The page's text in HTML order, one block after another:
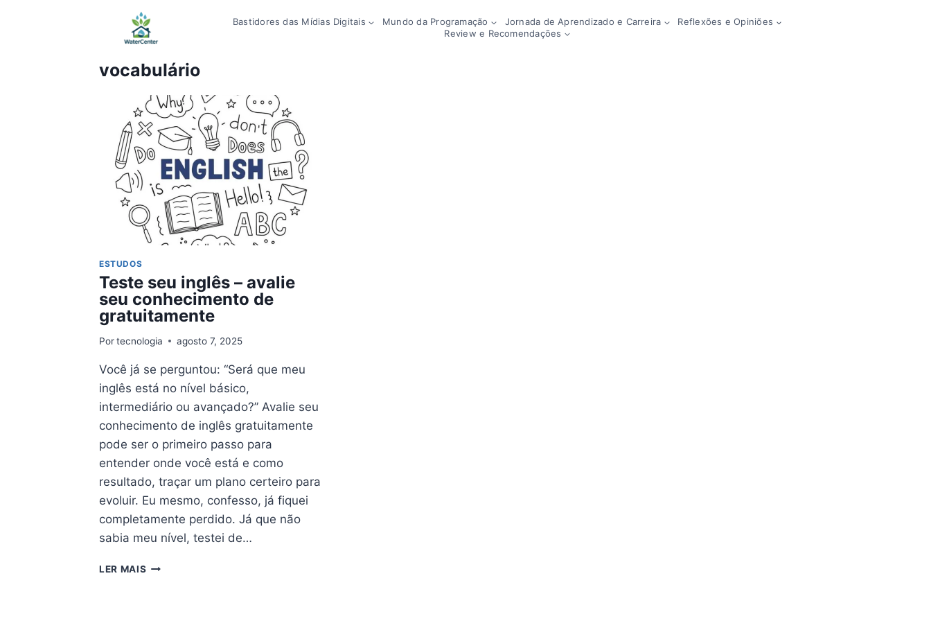
Bastidores das Mídias Digitais Mundo da Programação Jornada de Aprendizado e Carreira
Reflexões e Opiniões
Review e Recomendações
vocabulário
ESTUDOS
Teste seu inglês – avalie
seu conhecimento de
gratuitamente
Por tecnologia agosto 7, 2025
Você já se perguntou: “Será que meu
inglês está no nível básico,
intermediário ou avançado?” Avalie seu
conhecimento de inglês gratuitamente
pode ser o primeiro passo para
entender onde você está e como
resultado, traçar um plano certeiro para
evoluir. Eu mesmo, confesso, já fiquei
completamente perdido. Já que não
sabia meu nível, testei de…
LER MAIS TESTE